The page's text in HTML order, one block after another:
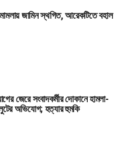
জামিন স্থগিত, আরেকটিতে বহাল
জেরে সংবাদকর্মীর দোকানে হামলা-
অভিযোগ; হত্যার হুমকি